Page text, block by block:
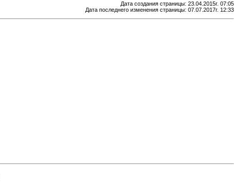
Дата создания страницы: 23.04.2015г. 07:05
Дата последнего изменения страницы: 07.07.2017г. 12:33